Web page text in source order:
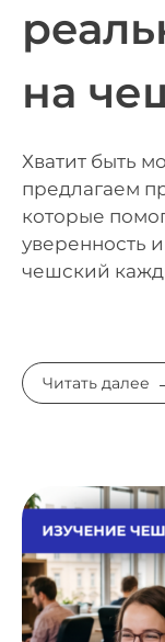
на
Хватит быть
предлагаем
которые
уверенность
чешский
Читать далее